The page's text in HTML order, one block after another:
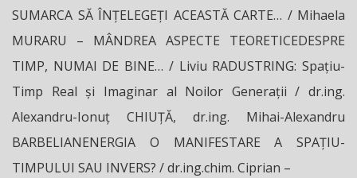
SUMARCA SĂ ÎNȚELEGEȚI ACEASTĂ CARTE… / Mihaela
MURARU – MÂNDREA ASPECTE TEORETICEDESPRE
TIMP, NUMAI DE BINE… / Liviu RADUSTRING: Spațiu-
Timp Real și Imaginar al Noilor Generații / dr.ing.
Alexandru-Ionuț CHIUȚĂ, dr.ing. Mihai-Alexandru
BARBELIANENERGIA O MANIFESTARE A SPAȚIU-
TIMPULUI SAU INVERS? / dr.ing.chim. Ciprian –